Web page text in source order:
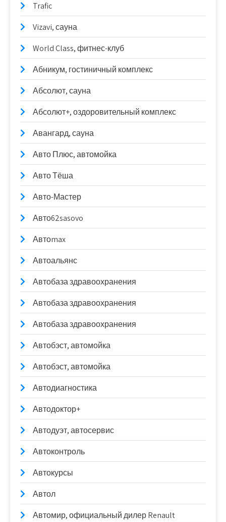
Trafic
Vizavi, сауна
World Class, фитнес-клуб
Абникум, гостиничный комплекс
Абсолют, сауна
Абсолют+, оздоровительный комплекс
Авангард, сауна
Авто Плюс, автомойка
Авто Тёша
Авто-Мастер
Авто62sasovo
Автоmax
Автоальянс
Автобаза здравоохранения
Автобаза здравоохранения
Автобаза здравоохранения
Автобэст, автомойка
Автобэст, автомойка
Автодиагностика
Автодоктор+
Автодуэт, автосервис
Автоконтроль
Автокурсы
Автол
Автомир, официальный дилер Renault